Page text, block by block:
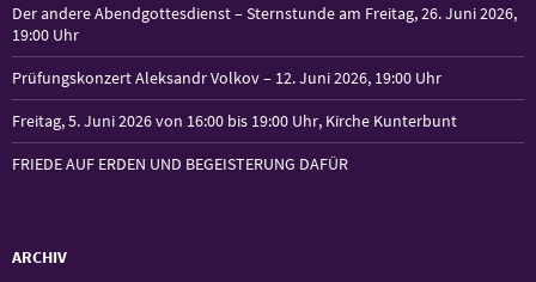
Der andere Abendgottesdienst – Sternstunde am Freitag, 26. Juni 2026,
19:00 Uhr
Prüfungskonzert Aleksandr Volkov – 12. Juni 2026, 19:00 Uhr
Freitag, 5. Juni 2026 von 16:00 bis 19:00 Uhr, Kirche Kunterbunt
FRIEDE AUF ERDEN UND BEGEISTERUNG DAFÜR
ARCHIV